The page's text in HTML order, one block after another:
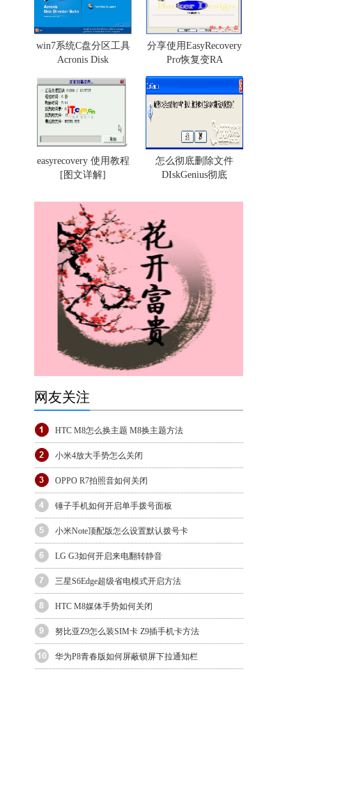
win7系统C盘分区工具
Acronis Disk
分享使用EasyRecovery
Pro恢复变RA
easyrecovery 使用教程
[图文详解]
怎么彻底删除文件
DIskGenius彻底
网友关注
HTC M8怎么换主题 M8换主题方法
小米4放大手势怎么关闭
OPPO R7拍照音如何关闭
锤子手机如何开启单手拨号面板
小米Note顶配版怎么设置默认拨号卡
LG G3如何开启来电翻转静音
三星S6Edge超级省电模式开启方法
HTC M8媒体手势如何关闭
努比亚Z9怎么装SIM卡 Z9插手机卡方法
华为P8青春版如何屏蔽锁屏下拉通知栏